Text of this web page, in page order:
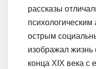
рассказы
острым
изображал жизнь
конца XIX века с